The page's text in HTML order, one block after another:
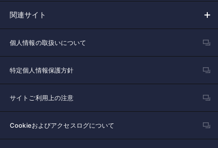
関連サイト
個人情報の取扱いについて
特定個人情報保護方針
サイトご利用上の注意
Cookieおよびアクセスログについて